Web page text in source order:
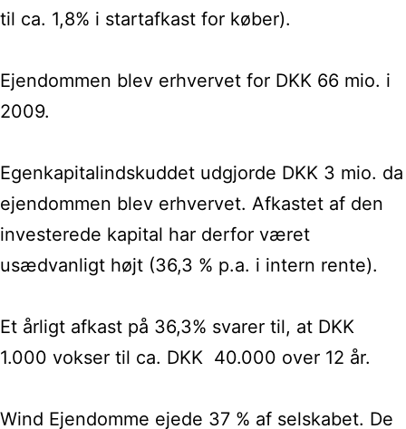
til ca. 1,8% i startafkast for køber).
Ejendommen blev erhvervet for DKK 66 mio. i
2009.
Egenkapitalindskuddet udgjorde DKK 3 mio. da
ejendommen blev erhvervet. Afkastet af den
investerede kapital har derfor været
usædvanligt højt (36,3 % p.a. i intern rente).
Et årligt afkast på 36,3% svarer til, at DKK
1.000 vokser til ca. DKK 40.000 over 12 år.
Wind Ejendomme ejede 37 % af selskabet. De